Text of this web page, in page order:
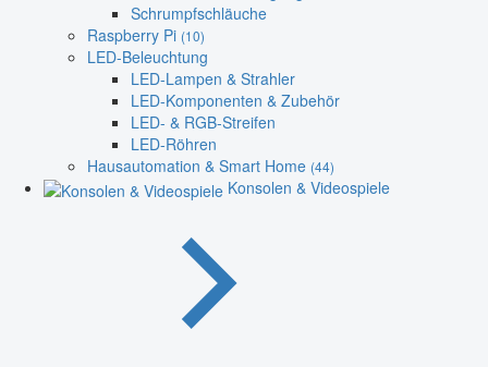
Schrumpfschläuche
Raspberry Pi (10)
LED-Beleuchtung
LED-Lampen & Strahler
LED-Komponenten & Zubehör
LED- & RGB-Streifen
LED-Röhren
Hausautomation & Smart Home (44)
Konsolen & Videospiele